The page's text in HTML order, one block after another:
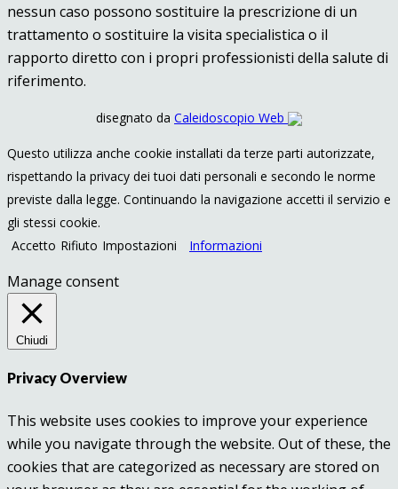
nessun caso possono sostituire la prescrizione di un
trattamento o sostituire la visita specialistica o il
rapporto diretto con i propri professionisti della salute di
riferimento.
disegnato da Caleidoscopio Web
Questo utilizza anche cookie installati da terze parti autorizzate,
rispettando la privacy dei tuoi dati personali e secondo le norme
previste dalla legge. Continuando la navigazione accetti il servizio e
gli stessi cookie.
Accetto Rifiuto Impostazioni Informazioni
Manage consent
Chiudi
Privacy Overview
This website uses cookies to improve your experience
while you navigate through the website. Out of these, the
cookies that are categorized as necessary are stored on